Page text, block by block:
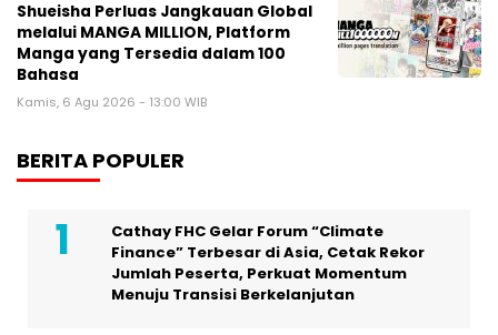
Shueisha Perluas Jangkauan Global
melalui MANGA MILLION, Platform
Manga yang Tersedia dalam 100
Bahasa
Kamis, 6 Agu 2026 - 13:00 WIB
BERITA POPULER
Cathay FHC Gelar Forum “Climate
Finance” Terbesar di Asia, Cetak Rekor
Jumlah Peserta, Perkuat Momentum
Menuju Transisi Berkelanjutan